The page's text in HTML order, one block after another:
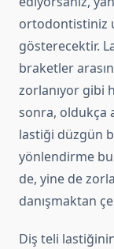
ortodontistiniz
gösterecektir.
braketler
zorlanıyor gibi
sonra, oldukça
lastiği düzgün
yönlendirme
de, yine de
danışmaktan
Diş teli